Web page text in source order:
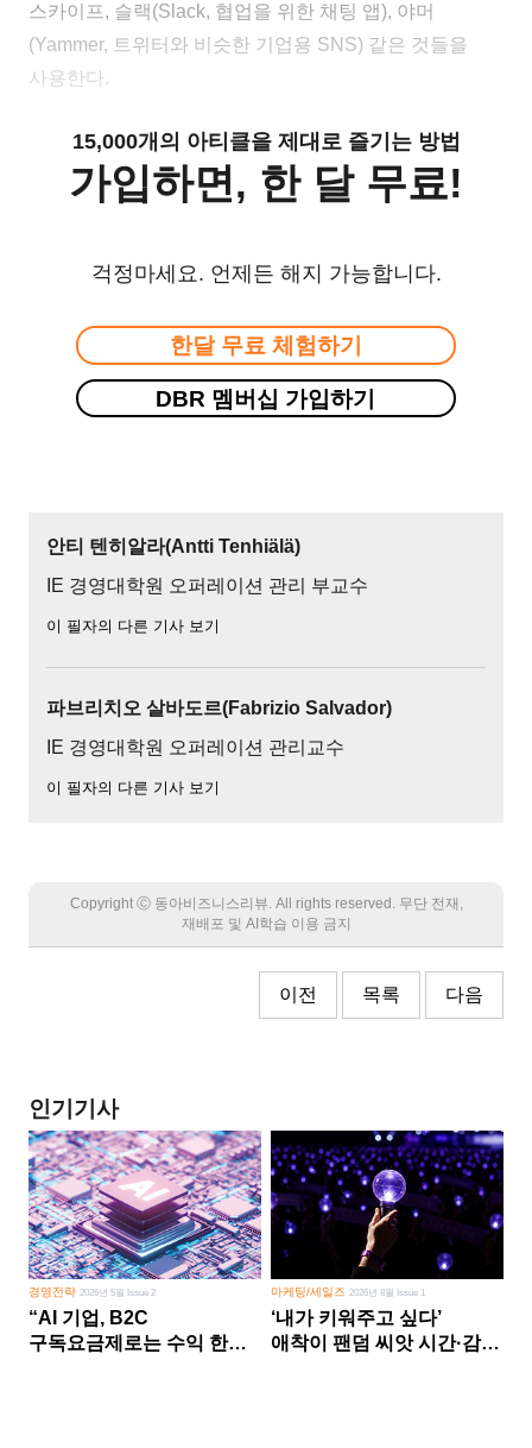
스카이프, 슬랙(Slack, 협업을 위한 채팅 앱), 야머
(Yammer, 트위터와 비슷한 기업용 SNS) 같은 것들을
사용한다.
15,000개의 아티클을 제대로 즐기는 방법
가입하면, 한 달 무료!
걱정마세요. 언제든 해지 가능합니다.
한달 무료 체험하기
DBR 멤버십 가입하기
안티 텐히알라(Antti Tenhiälä)
IE 경영대학원 오퍼레이션 관리 부교수
이 필자의 다른 기사 보기
파브리치오 살바도르(Fabrizio Salvador)
IE 경영대학원 오퍼레이션 관리교수
이 필자의 다른 기사 보기
Copyright Ⓒ 동아비즈니스리뷰. All rights reserved. 무단 전재,
재배포 및 AI학습 이용 금지
이전 목록 다음
인기기사
경영전략2026년 5월 Issue 2
“AI 기업, B2C
구독요금제로는 수익 한계
마케팅/세일즈 2026년 8월 Issue 1
‘내가 키워주고 싶다’
애착이 팬덤 씨앗 시간·감정